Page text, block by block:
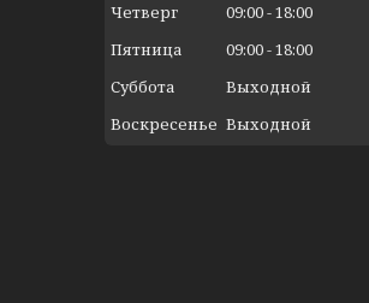
Четверг
09:00 18:00
Пятница
09:00 18:00
Суббота
Выходной
Воскресенье Выходной